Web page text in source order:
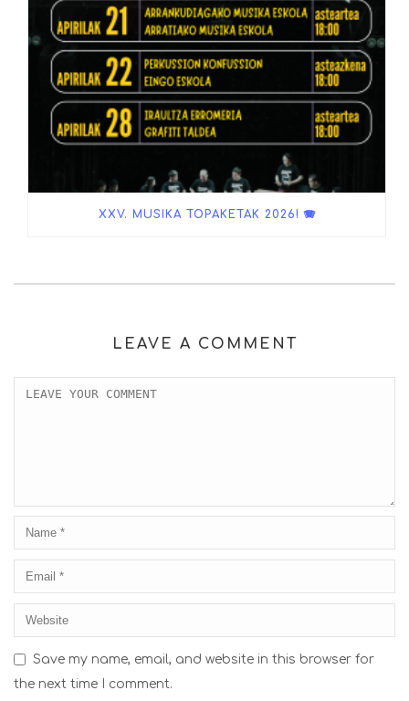
XXV. MUSIKA TOPAKETAK 2026! 🪗
LEAVE A COMMENT
Save my name, email, and website in this browser for
the next time I comment.